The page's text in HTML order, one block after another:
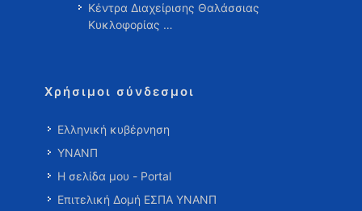
Κέντρα Διαχείρισης Θαλάσσιας
Κυκλοφορίας …
Χρήσιμοι σύνδεσμοι
Ελληνική κυβέρνηση
ΥΝΑΝΠ
Η σελίδα μου - Portal
Επιτελική Δομή ΕΣΠΑ ΥΝΑΝΠ